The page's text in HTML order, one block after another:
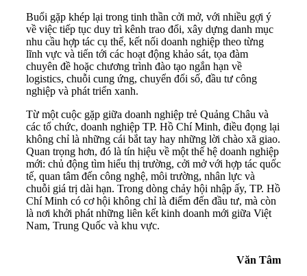
Buổi gặp khép lại trong tinh thần cởi mở, với nhiều gợi ý
về việc tiếp tục duy trì kênh trao đổi, xây dựng danh mục
nhu cầu hợp tác cụ thể, kết nối doanh nghiệp theo từng
lĩnh vực và tiến tới các hoạt động khảo sát, tọa đàm
chuyên đề hoặc chương trình đào tạo ngắn hạn về
logistics, chuỗi cung ứng, chuyển đổi số, đầu tư công
nghiệp và phát triển xanh.
Từ một cuộc gặp giữa doanh nghiệp trẻ Quảng Châu và
các tổ chức, doanh nghiệp TP. Hồ Chí Minh, điều đọng lại
không chỉ là những cái bắt tay hay những lời chào xã giao.
Quan trọng hơn, đó là tín hiệu về một thế hệ doanh nghiệp
mới: chủ động tìm hiểu thị trường, cởi mở với hợp tác quốc
tế, quan tâm đến công nghệ, môi trường, nhân lực và
chuỗi giá trị dài hạn. Trong dòng chảy hội nhập ấy, TP. Hồ
Chí Minh có cơ hội không chỉ là điểm đến đầu tư, mà còn
là nơi khởi phát những liên kết kinh doanh mới giữa Việt
Nam, Trung Quốc và khu vực.
Văn Tâm